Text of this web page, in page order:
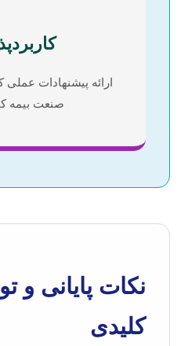
ارائه پیشنهادات عملی
صنعت بیمه
نکات پایانی و
کلیدی